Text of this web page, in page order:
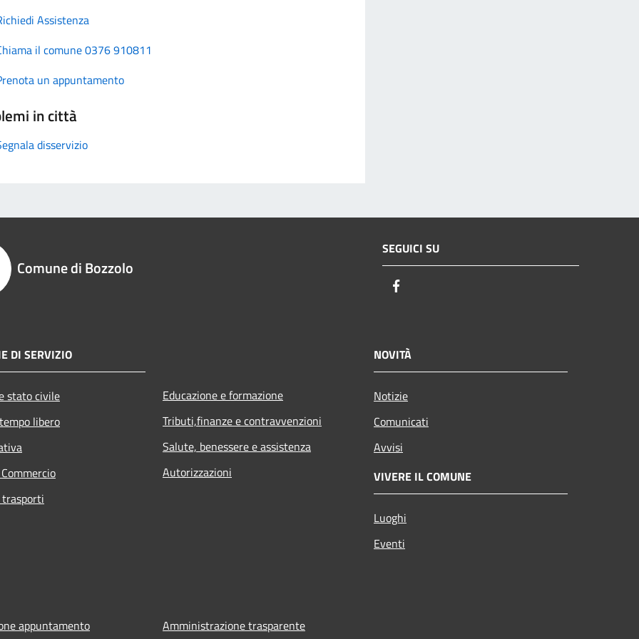
Assistenza
il comune 0376 910811
un appuntamento
in città
disservizio
Comune di Bozzolo
SEGUICI SU
DI SERVIZIO
stato civile
libero
Educazione e formazione
Tributi,finanze e contravvenzioni
Salute, benessere e assistenza
Autorizzazioni
NOVITÀ
Notizie
Comunicati
Avvisi
VIVERE IL COMUNE
Luoghi
Eventi
appuntamento Amministrazione trasparente